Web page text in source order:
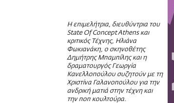
Η επιμελήτρια, διευθύντρια του
State Of Concept Athens και
κριτικός Τέχνης, Ηλιάνα
Φωκιανάκη, ο σκηνοθέτης
Δημήτρης Μπαμπίλης και η
δραματουργός Γεωργία
Κανελλοπούλου συζητούν με τη
Χριστίνα Γαλανοπούλου για την
ανδρική ματιά στην τέχνη και
την ποπ κουλτούρα.